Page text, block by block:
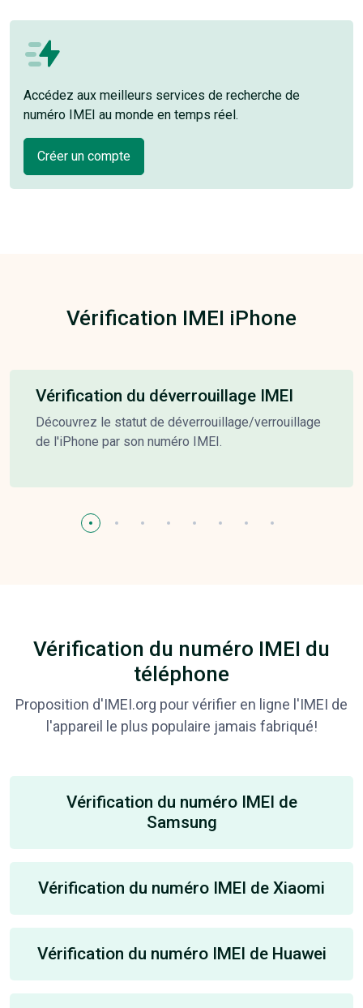
Accédez aux meilleurs services de recherche de
numéro IMEI au monde en temps réel.
Créer un compte
Vérification IMEI iPhone
Vérification du déverrouillage IMEI
Découvrez le statut de déverrouillage/verrouillage
de l'iPhone par son numéro IMEI.
Vérification du numéro IMEI du
téléphone
Proposition d'IMEI.org pour vérifier en ligne l'IMEI de
l'appareil le plus populaire jamais fabriqué!
Vérification du numéro IMEI de
Samsung
Vérification du numéro IMEI de Xiaomi
Vérification du numéro IMEI de Huawei